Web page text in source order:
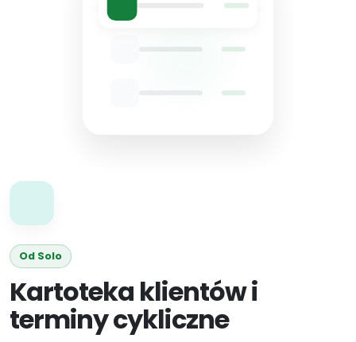
Od Solo
Kartoteka klientów i
terminy cykliczne